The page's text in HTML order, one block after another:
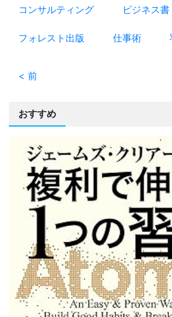
コンサルティング ビジネス書
フォレスト出版 仕事術
< 前
おすすめ